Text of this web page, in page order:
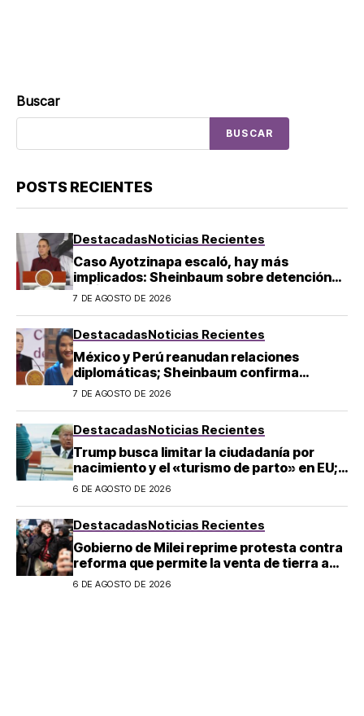
Buscar
BUSCAR
POSTS RECIENTES
DestacadasNoticias Recientes
Caso Ayotzinapa escaló, hay más
implicados: Sheinbaum sobre detención
de Ángel Aguirre
7 DE AGOSTO DE 2026
DestacadasNoticias Recientes
México y Perú reanudan relaciones
diplomáticas; Sheinbaum confirma
llegada de Betssy Chávez al país
7 DE AGOSTO DE 2026
DestacadasNoticias Recientes
Trump busca limitar la ciudadanía por
nacimiento y el «turismo de parto» en EU;
¿a quién afecta?
6 DE AGOSTO DE 2026
DestacadasNoticias Recientes
Gobierno de Milei reprime protesta contra
reforma que permite la venta de tierra a
extranjeros en Argentina
6 DE AGOSTO DE 2026